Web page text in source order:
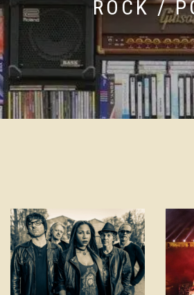
ROCK /